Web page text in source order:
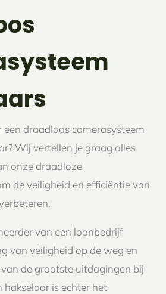
een draadloos camerasysteem
Wij vertellen je graag alles
onze draadloze
de veiligheid en efficiëntie van
van een loonbedrijf
van veiligheid op de weg en
van de grootste uitdagingen bij
hakselaar is echter het